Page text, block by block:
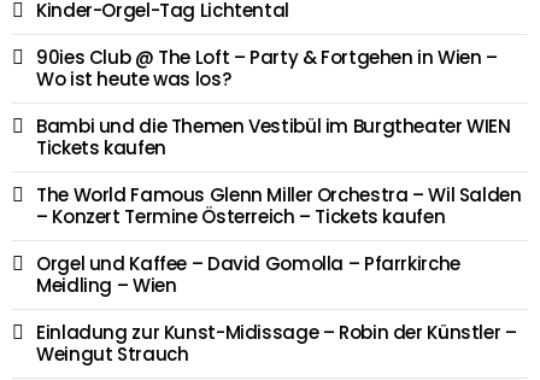
Kinder-Orgel-Tag Lichtental
90ies Club @ The Loft – Party & Fortgehen in Wien –
Wo ist heute was los?
Bambi und die Themen Vestibül im Burgtheater WIEN
Tickets kaufen
The World Famous Glenn Miller Orchestra – Wil Salden
– Konzert Termine Österreich – Tickets kaufen
Orgel und Kaffee – David Gomolla – Pfarrkirche
Meidling – Wien
Einladung zur Kunst-Midissage – Robin der Künstler –
Weingut Strauch